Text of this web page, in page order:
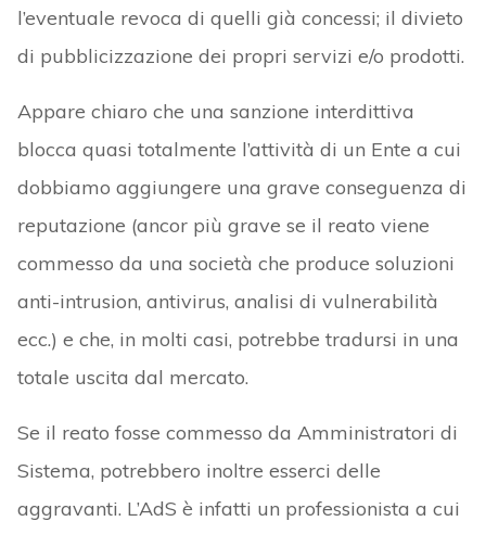
l’eventuale revoca di quelli già concessi; il divieto
di pubblicizzazione dei propri servizi e/o prodotti.
Appare chiaro che una sanzione interdittiva
blocca quasi totalmente l’attività di un Ente a cui
dobbiamo aggiungere una grave conseguenza di
reputazione (ancor più grave se il reato viene
commesso da una società che produce soluzioni
anti-intrusion, antivirus, analisi di vulnerabilità
ecc.) e che, in molti casi, potrebbe tradursi in una
totale uscita dal mercato.
Se il reato fosse commesso da Amministratori di
Sistema, potrebbero inoltre esserci delle
aggravanti. L’AdS è infatti un professionista a cui